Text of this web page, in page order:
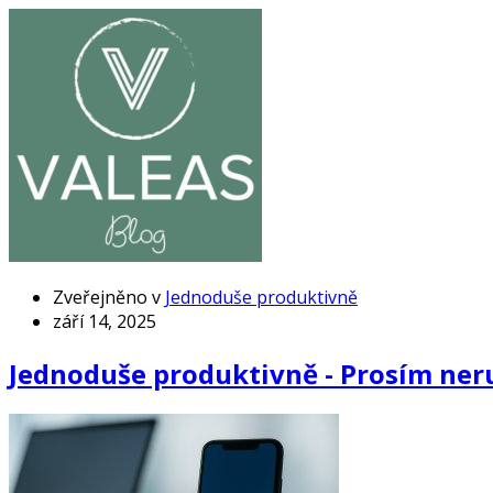
Zveřejněno v Jednoduše produktivně
září 14, 2025
Jednoduše produktivně - Prosím